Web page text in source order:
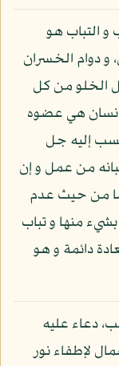
و التباب هو
و دوام الخسران
الخلو من كل
هي عضوه
إليه جل
من عمل و إن
من حيث عدم
منها و تباب
دائمة و هو
دعاء عليه
لإطفاء نور